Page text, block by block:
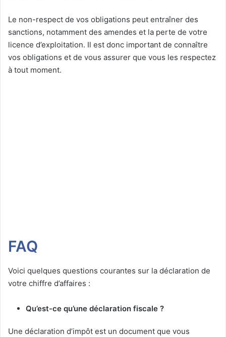
Le non-respect de vos obligations peut entraîner des
sanctions, notamment des amendes et la perte de votre
licence d’exploitation. Il est donc important de connaître
vos obligations et de vous assurer que vous les respectez
à tout moment.
FAQ
Voici quelques questions courantes sur la déclaration de
votre chiffre d’affaires :
Qu’est-ce qu’une déclaration fiscale ?
Une déclaration d’impôt est un document que vous